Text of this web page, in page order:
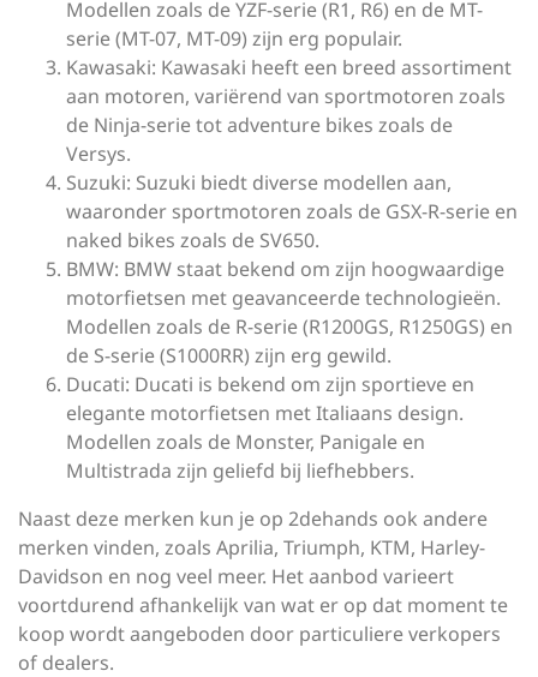
Modellen zoals de YZF-serie (R1, R6) en de MT-
serie (MT-07, MT-09) zijn erg populair.
Kawasaki: Kawasaki heeft een breed assortiment
aan motoren, variërend van sportmotoren zoals
de Ninja-serie tot adventure bikes zoals de
Versys.
Suzuki: Suzuki biedt diverse modellen aan,
waaronder sportmotoren zoals de GSX-R-serie en
naked bikes zoals de SV650.
BMW: BMW staat bekend om zijn hoogwaardige
motorfietsen met geavanceerde technologieën.
Modellen zoals de R-serie (R1200GS, R1250GS) en
de S-serie (S1000RR) zijn erg gewild.
Ducati: Ducati is bekend om zijn sportieve en
elegante motorfietsen met Italiaans design.
Modellen zoals de Monster, Panigale en
Multistrada zijn geliefd bij liefhebbers.
Naast deze merken kun je op 2dehands ook andere
merken vinden, zoals Aprilia, Triumph, KTM, Harley-
Davidson en nog veel meer. Het aanbod varieert
voortdurend afhankelijk van wat er op dat moment te
koop wordt aangeboden door particuliere verkopers
of dealers.